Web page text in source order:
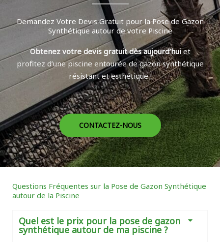
Demandez Votre Devis Gratuit pour la Pose de Gazon
Synthétique autour de votre Piscine
Obtenez votre devis gratuit dès aujourd’huiet
profitez d’une piscine entourée de gazon synthétique
résistant et esthétique !
CONTACTEZ-NOUS
Questions Fréquentes sur la Pose de Gazon Synthétique
autour de la Piscine
Quel est le prix pour la pose de gazon
synthétique autour de ma piscine ?